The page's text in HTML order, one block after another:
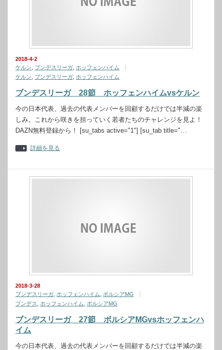
2018-4-2
ケルン
ブンデスリーガ ホッフェンハイム
ケルン
ブンデスリーガ ホッフェンハイム
ブンデスリーガ 28節 ホッフェンハイムvsケルン
今の日本代表、過去の代表メンバーを回顧するだけでは半減の楽
しみ。これから咲きを担っていく若者たちのチャレンジを見よ！
DAZN無料登録から！ [su_tabs active="1"] [su_tab title="…
詳細を見る
2018-3-28
ブンデスリーガ ホッフェンハイム
ボルシアMG
ブンデス
ホッフェンハイム ボルシアMG
ブンデスリーガ 27節 ボルシアMGvsホッフェンハ
イム
今の日本代表、過去の代表メンバーを回顧するだけでは半減の楽